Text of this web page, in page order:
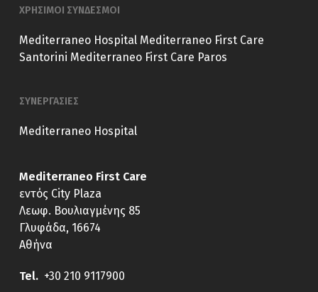
ΧΡΗΣΙΜΟΙ ΣΥΝΔΕΣΜΟΙ
Mediterraneo Hospital Mediterraneo First Care
Santorini Mediterraneo First Care Paros
ΣΥΝΕΡΓΑΣΙΕΣ
Mediterraneo Hospital
Mediterraneo First Care
εντός City Plaza
Λεωφ. Βουλιαγμένης 85
Γλυφάδα, 16674
Αθήνα
Tel. +30 210 9117900